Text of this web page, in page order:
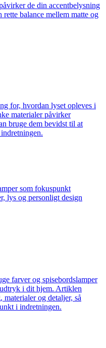
de din accentbelysning
balance mellem matte og
for, hvordan lyset opleves i
materialer påvirker
bruge dem bevidst til at
som fokuspunkt
lys og personligt design
farver og spisebordslamper
i dit hjem. Artiklen
og detaljer, så
i indretningen.